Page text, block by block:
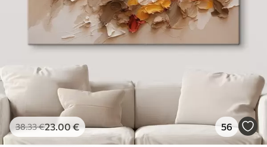
38.33€23.00€ 56